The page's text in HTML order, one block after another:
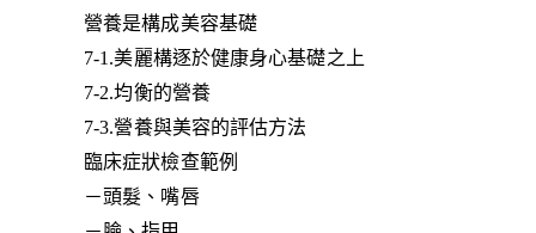
營養是構成美容基礎
7-1.美麗構逐於健康身心基礎之上
7-2.均衡的營養
7-3.營養與美容的評估方法
臨床症狀檢查範例
－頭髮、嘴唇